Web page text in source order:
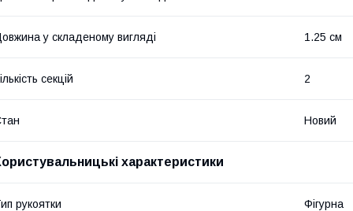
у складеному вигляді 1.25 см
секцій 2
Новий
характеристики
рукоятки Фігурна